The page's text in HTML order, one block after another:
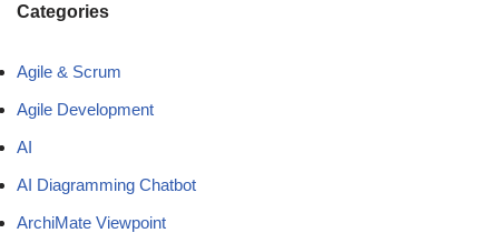
Categories
Agile & Scrum
Agile Development
AI
AI Diagramming Chatbot
ArchiMate Viewpoint